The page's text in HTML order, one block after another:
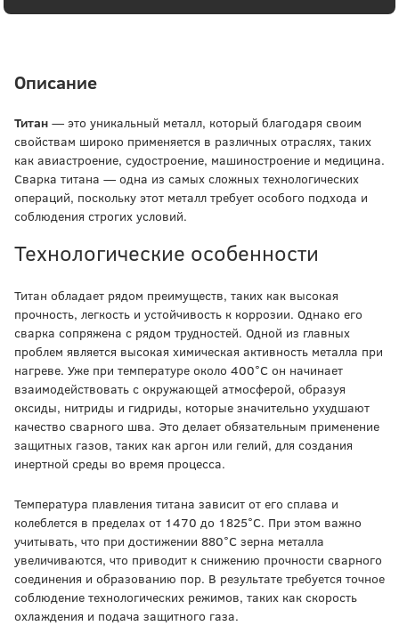
Описание
Титан — это уникальный металл, который благодаря своим
свойствам широко применяется в различных отраслях, таких
как авиастроение, судостроение, машиностроение и медицина.
Сварка титана — одна из самых сложных технологических
операций, поскольку этот металл требует особого подхода и
соблюдения строгих условий.
Технологические особенности
Титан обладает рядом преимуществ, таких как высокая
прочность, легкость и устойчивость к коррозии. Однако его
сварка сопряжена с рядом трудностей. Одной из главных
проблем является высокая химическая активность металла при
нагреве. Уже при температуре около 400°C он начинает
взаимодействовать с окружающей атмосферой, образуя
оксиды, нитриды и гидриды, которые значительно ухудшают
качество сварного шва. Это делает обязательным применение
защитных газов, таких как аргон или гелий, для создания
инертной среды во время процесса.
Температура плавления титана зависит от его сплава и
колеблется в пределах от 1470 до 1825°C. При этом важно
учитывать, что при достижении 880°C зерна металла
увеличиваются, что приводит к снижению прочности сварного
соединения и образованию пор. В результате требуется точное
соблюдение технологических режимов, таких как скорость
охлаждения и подача защитного газа.